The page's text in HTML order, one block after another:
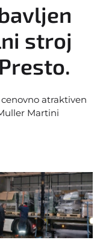
stroj
atraktiven
Martini